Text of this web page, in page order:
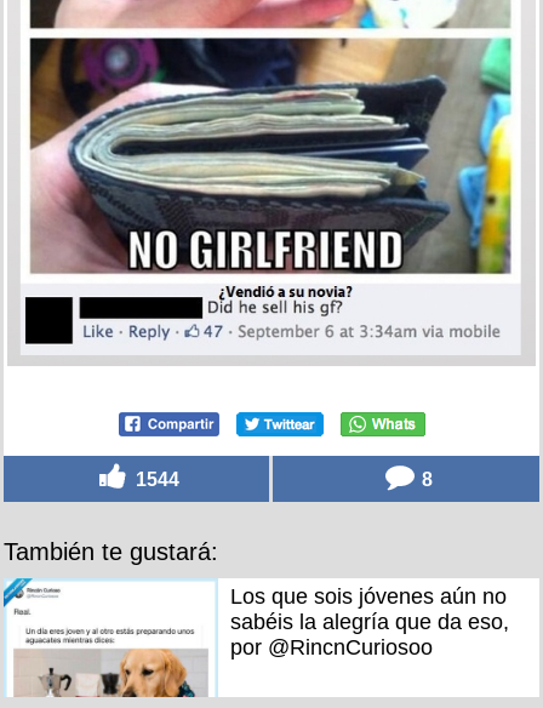
1544 8
También te gustará:
Los que sois jóvenes aún no
sabéis la alegría que da eso,
por @RincnCuriosoo